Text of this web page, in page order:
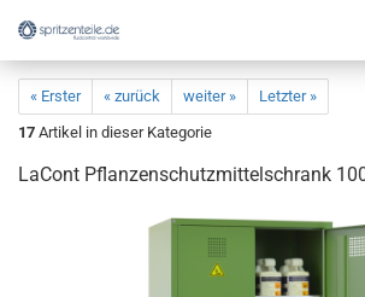
« Erster « zurück weiter »
Letzter »
17 Artikel in dieser Kategorie
LaCont Pflanzenschutzmittelschrank